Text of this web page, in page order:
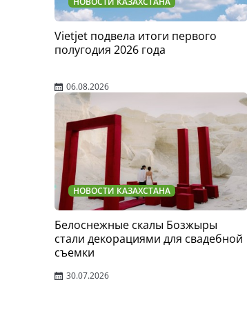
Vietjet подвела итоги первого
полугодия 2026 года
06.08.2026
НОВОСТИ КАЗАХСТАНА
Белоснежные скалы Бозжыры
стали декорациями для свадебной
съемки
30.07.2026